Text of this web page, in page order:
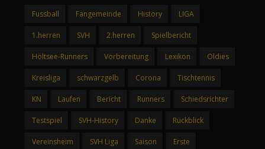
Fussball Fangemeinde History LIGA
1.herren SVH 2.herren Spielbericht
Holtsee-Runners Vorbereitung Lexikon Oldies
Kreisliga schwarzgelb Corona Tischtennis
KN Laufen Bericht Runners Schiedsrichter
Testspiel SVH-History Danke Rückblick
Vereinsheim SVH Liga Saison Erste